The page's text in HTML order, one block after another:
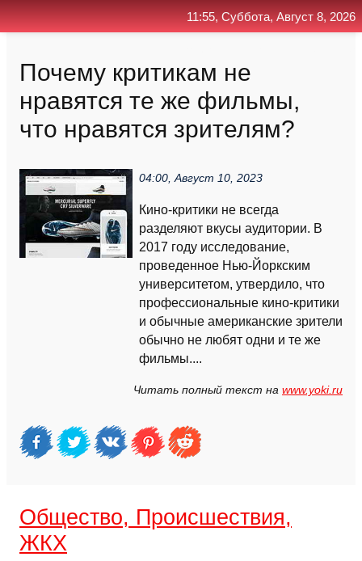
Почему критикам не
нравятся те же фильмы,
что нравятся зрителям?
04:00, Август 10, 2023
Кино-критики не всегда
разделяют вкусы аудитории. В
2017 году исследование,
проведенное Нью-Йоркским
университетом, утвердило, что
профессиональные кино-критики
и обычные американские зрители
обычно не любят одни и те же
фильмы....
Читать полный текст на www.yoki.ru
Общество, Происшествия,
ЖКХ
11:55, Суббота, Август 8, 2026